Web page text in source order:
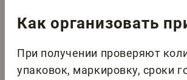
Как организовать
При получении проверяют
упаковок, маркировку, сроки